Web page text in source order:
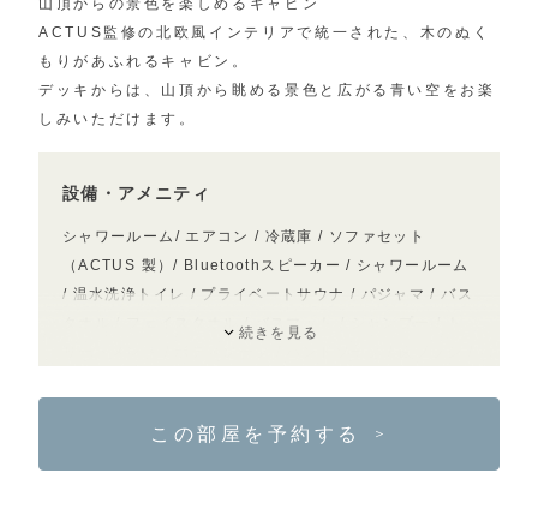
ACTUS監修の北欧風インテリアで統一された、 木のぬく
もりがあふれるキャビン。
デッキからは、山頂から眺める景色と広がる青い空をお楽
しみいただけます。
設備・アメニティ
シャワールーム/ エアコン / 冷蔵庫 / ソファセット
（ACTUS 製）/ Bluetoothスピーカー / シャワールーム
/ 温水洗浄トイレ / プライベートサウナ / パジャマ / バス
タオル / フェイスタオル / バスマット / シャンプー / ト
気ケトル / ドライヤー / 虫よけスプレー
続きを見る
この部屋を予約する ＞